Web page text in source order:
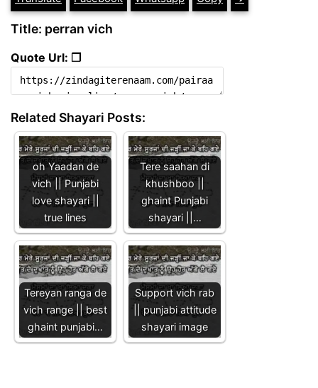
Title: perran vich
Quote Url: ❐
Related Shayari Posts:
oh Yaadan de
vich || Punjabi
love shayari ||
true lines
Tere saahan di
khushboo ||
ghaint Punjabi
shayari ||…
Tereyan ranga de
vich range || best
ghaint punjabi…
Support vich rab
|| punjabi attitude
shayari image